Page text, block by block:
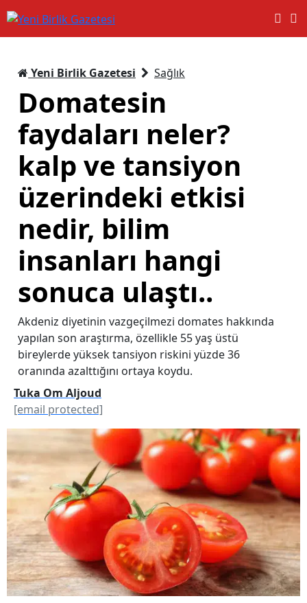
Yeni Birlik Gazetesi Sağlık
Domatesin
faydaları neler?
kalp ve tansiyon
üzerindeki etkisi
nedir, bilim
insanları hangi
sonuca ulaştı..
Akdeniz diyetinin vazgeçilmezi domates hakkında
yapılan son araştırma, özellikle 55 yaş üstü
bireylerde yüksek tansiyon riskini yüzde 36
oranında azalttığını ortaya koydu.
Tuka Om Aljoud
[email protected]